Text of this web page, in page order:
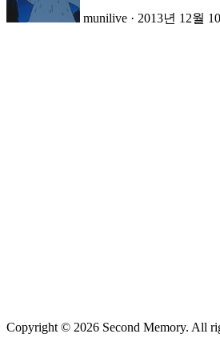
munilive · 2013년 12월
Copyright © 2026 Second Memory. All